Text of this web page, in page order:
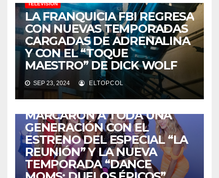
TELEVISIÓN
LA FRANQUICIA FBI REGRESA
CON NUEVAS TEMPORADAS
CARGADAS DE ADRENALINA
Y CON EL “TOQUE
MAESTRO” DE DICK WOLF
SEP 23, 2024 ELTOPCOL
TELEVISIÓN
“DANCE MOMS” REGRESA A
LIFETIME Y REVIVE
LOS MOMENTOS QUE
MARCARON A TODA UNA
GENERACIÓN CON EL
ESTRENO DEL ESPECIAL “LA
REUNIÓN” Y LA NUEVA
TEMPORADA “DANCE